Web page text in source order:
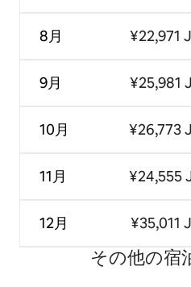
8月
9月
10月
11月
12月
¥22,971
¥25,981
¥26,773
¥24,555
¥35,011
その他の宿⁠